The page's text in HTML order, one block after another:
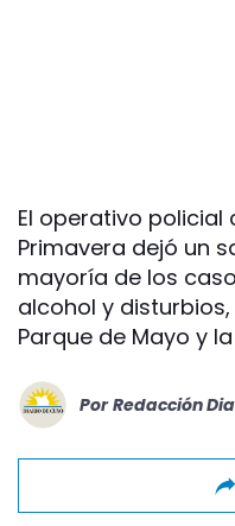
El operativo policial
Primavera dejó un
mayoría de los
alcohol y
Parque de Mayo y
Por Redacción